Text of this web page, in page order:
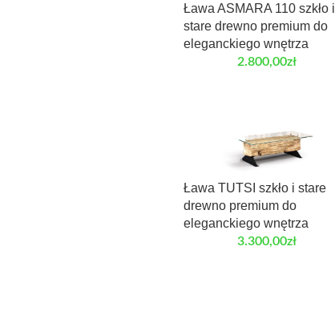
Ława ASMARA 110 szkło i
stare drewno premium do
eleganckiego wnętrza
2.800,00zł
Ława TUTSI szkło i stare
drewno premium do
eleganckiego wnętrza
3.300,00zł